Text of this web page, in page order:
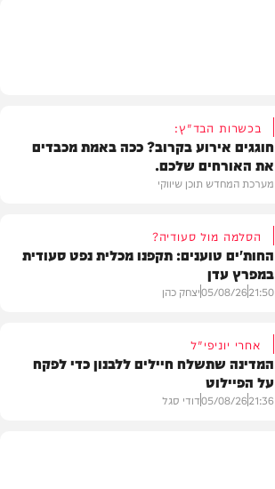
בכשרות הבד"ץ:
חוגגים אירוע בקרוב? ככה באמת מכבדים
את האורחים שלכם.
מערכת המחדש תוכן שיווקי
הסלמה מול סעודיה?
החות'ים טוענים: תקפנו מכלית נפט סעודית
במפרץ עדן
21:50
05/08/26יצחק כהן
אחרי יוניפי"ל
המדינה שתשלח חיילים ללבנון כדי לפקח
על הפיילוט
21:36
05/08/26דודי סגל